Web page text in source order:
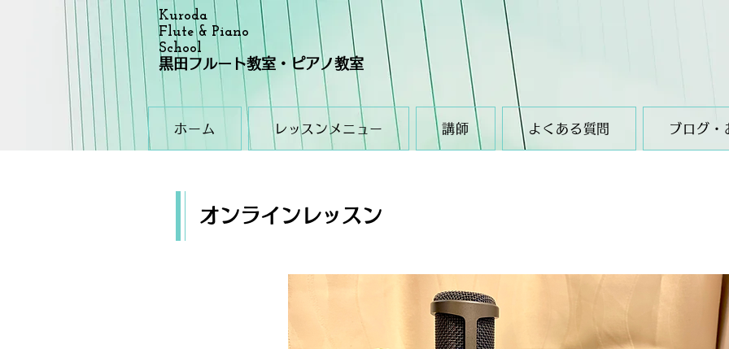
ホーム レッスンメニュー 講師 よくある質問 ブログ・
Kuroda
Flute & Piano
School
黒田フルート教室・ピアノ教室
​オンラインレッスン​